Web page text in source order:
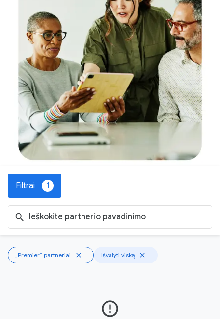
Filtrai 1
search
„Premier“ partneriai close Išvalyti viską close
error_outline